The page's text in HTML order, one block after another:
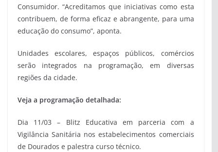
Consumidor. “Acreditamos que iniciativas como esta
contribuem, de forma eficaz e abrangente, para uma
educação do consumo”, aponta.
Unidades escolares, espaços públicos, comércios
serão integrados na programação, em diversas
regiões da cidade.
Veja a programação detalhada:
Dia 11/03 – Blitz Educativa em parceria com a
Vigilância Sanitária nos estabelecimentos comerciais
de Dourados e palestra curso técnico.